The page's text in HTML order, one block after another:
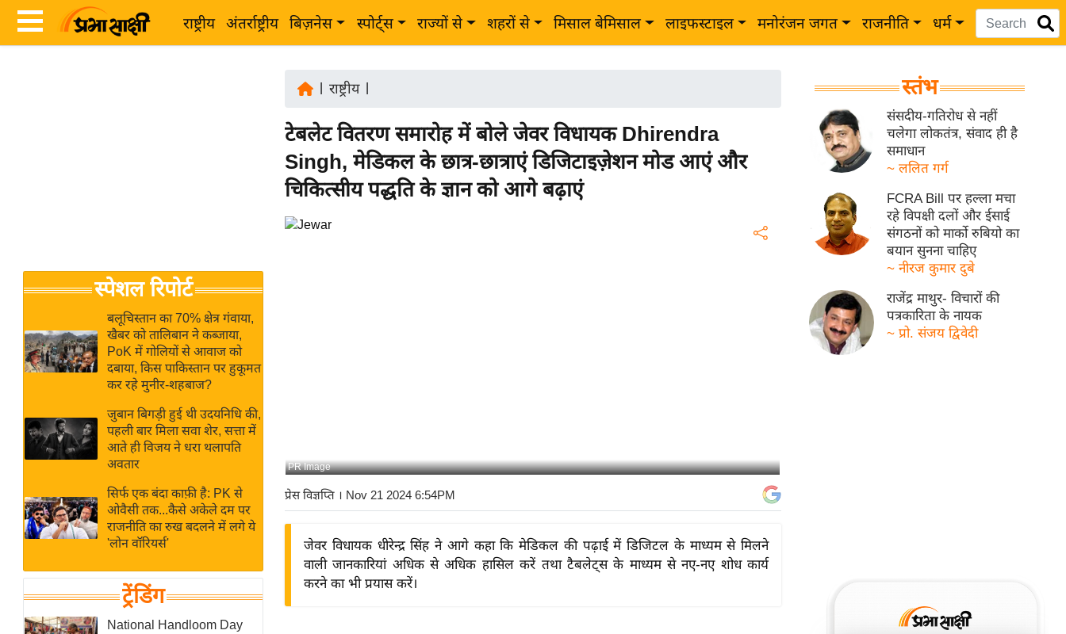
राष्ट्रीय अंतर्राष्ट्रीय बिज़नेस स्पोर्ट्स राज्यों से शहरों से मिसाल बेमिसाल लाइफस्टाइल मनोरंजन जगत राजनीति धर्म
Breaking
News in
Hindi
Hindi
Videos
जगत
राय
बजट
IPL
2026
ई-पेपर
मिसाल बेमिसाल
शख्सियत
यंग इंडिया
साहित्य जगत
ऑटो वर्ल्ड
स्पेशल रिपोर्ट
बलूचिस्तान का 70% क्षेत्र गंवाया,
खैबर को तालिबान ने कब्जाया,
PoK में गोलियों से आवाज को
दबाया, किस पाकिस्तान पर हुकूमत
कर रहे मुनीर-शहबाज?
जुबान बिगड़ी हुई थी उदयनिधि की,
पहली बार मिला सवा शेर, सत्ता में
आते ही विजय ने धरा थलापति
अवतार
सिर्फ एक बंदा काफ़ी है: PK से
ओवैसी तक...कैसे अकेले दम पर
राजनीति का रुख बदलने में लगे ये
'लोन वॉरियर्स'
ट्रेंडिंग
National Handloom Day
राष्ट्रीय|
टेबलेट वितरण समारोह में बोले जेवर विधायक Dhirendra
Singh, मेडिकल के छात्र-छात्राएं डिजिटाइज़ेशन मोड आएं और
चिकित्सीय पद्धति के ज्ञान को आगे बढ़ाएं
PR Image
प्रेस विज्ञप्ति । Nov 21 2024 6:54PM
जेवर विधायक धीरेन्द्र सिंह ने आगे कहा कि मेडिकल की पढ़ाई में डिजिटल के माध्यम से मिलने
वाली जानकारियां अधिक से अधिक हासिल करें तथा टैबलेट्स के माध्यम से नए-नए शोध कार्य
करने का भी प्रयास करें।
स्तंभ
संसदीय-गतिरोध से नहीं
चलेगा लोकतंत्र, संवाद ही है
समाधान
~ ललित गर्ग
FCRA Bill पर हल्ला मचा
रहे विपक्षी दलों और ईसाई
संगठनों को मार्को रुबियो का
बयान सुनना चाहिए
~ नीरज कुमार दुबे
राजेंद्र माथुर- विचारों की
पत्रकारिता के नायक
~ प्रो. संजय द्विवेदी